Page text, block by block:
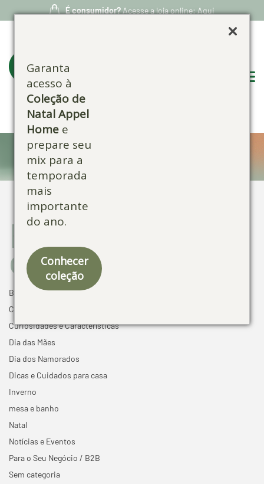
Garanta
acesso à
Coleção de
Natal Appel
Home e
prepare seu
mix para a
temporada
mais
importante
do ano.
Conhecer
coleção
É consumidor?Acesse a loja online: Aqui
Escolha por
categoria:
Black Friday
Cama mesa e banho
Curiosidades e Características
Dia das Mães
Dia dos Namorados
Dicas e Cuidados para casa
Inverno
mesa e banho
Natal
Notícias e Eventos
Para o Seu Negócio / B2B
Sem categoria